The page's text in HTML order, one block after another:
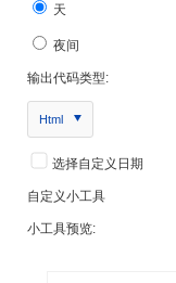
天
夜间
输出代码类型:
Html
选择自定义日期
自定义小工具
小工具预览: